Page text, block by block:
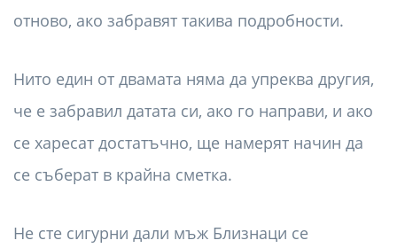
отново, ако забравят такива подробности.
Нито един от двамата няма да упреква другия,
че е забравил датата си, ако го направи, и ако
се харесат достатъчно, ще намерят начин да
се съберат в крайна сметка.
Не сте сигурни дали мъж Близнаци се